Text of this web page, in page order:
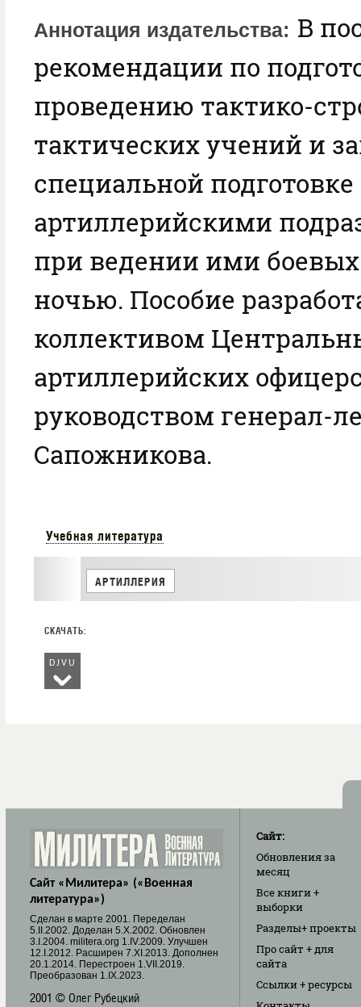
Аннотация издательства
В
рекомендации по
проведению тактико-
тактических учений и
специальной подготовке
артиллерийскими
при ведении ими
ночью. Пособие
коллективом
артиллерийских
руководством генерал-
Сапожникова.
Учебная литература
АРТИЛЛЕРИЯ
DJVU
Сайт «Милитера» («Военная
литература»)
Cделан в марте 2001. Переделан
5.II.2002. Доделан 5.X.2002. Обновлен
3.I.2004. militera.org 1.IV.2009. Улучшен
12.I.2012. Расширен 7.XI.2013. Дополнен
20.1.2014. Перестроен 1.VII.2019.
Преобразован 1.IX.2023.
2001 © Олег Рубецкий
Сайт:
Обновленияза
месяц
Все книги+
выборки
Разделы+ проекты
Про сайт + для
сайта
Ссылки+ ресурсы